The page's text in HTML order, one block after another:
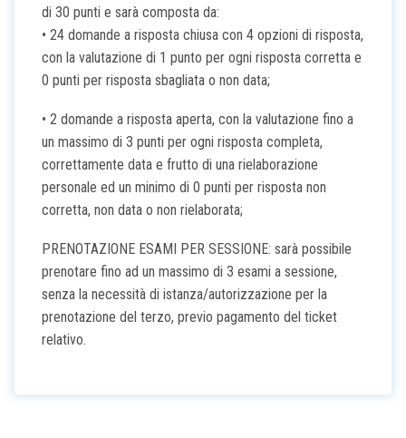
di 30 punti e sarà composta da:
• 24 domande a risposta chiusa con 4 opzioni di risposta,
con la valutazione di 1 punto per ogni risposta corretta e
0 punti per risposta sbagliata o non data;
• 2 domande a risposta aperta, con la valutazione fino a
un massimo di 3 punti per ogni risposta completa,
correttamente data e frutto di una rielaborazione
personale ed un minimo di 0 punti per risposta non
corretta, non data o non rielaborata;
PRENOTAZIONE ESAMI PER SESSIONE: sarà possibile
prenotare fino ad un massimo di 3 esami a sessione,
senza la necessità di istanza/autorizzazione per la
prenotazione del terzo, previo pagamento del ticket
relativo.